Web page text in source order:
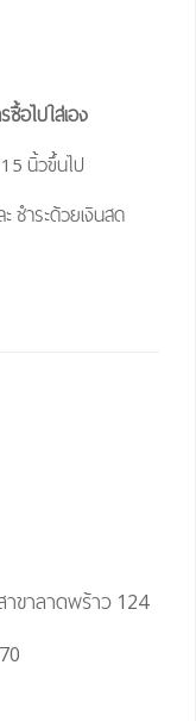
อไปใส่เอง
นิ้วขึ้นไป
ชำระด้วยเงินสด
าขาลาดพร้าว 124